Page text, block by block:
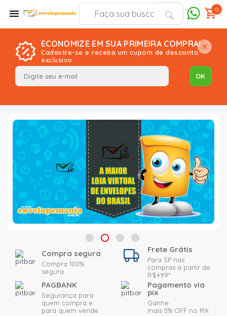
0
ECONOMIZE EM SUA PRIMEIRA COMPRA!
Cadastre-se e receba um cupom de desconto
exclusivo.
Compra segura
Compra 100%
segura
Frete Grátis
Para SP nas
compras a partir de
R$499*
PAGBANK
Segurança para
quem compra e
para quem vende
Pagamento via
pix
Ganhe
mais 5% OFF no PIX